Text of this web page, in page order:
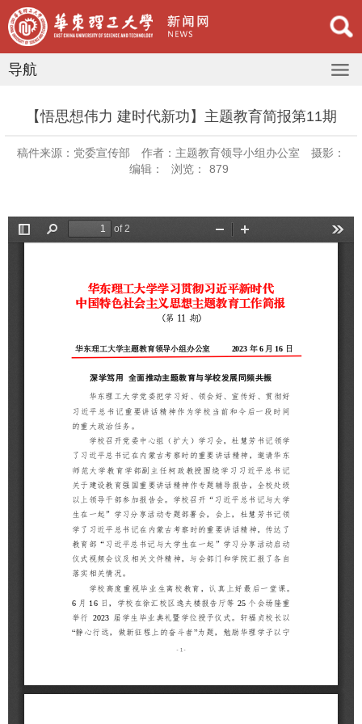
导航
【悟思想伟力 建时代新功】主题教育简报第11期
稿件来源：党委宣传部 作者：主题教育领导小组办公室
摄影：
编辑：
浏览： 879